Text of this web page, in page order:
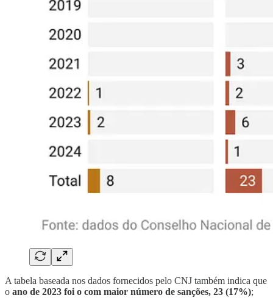
A tabela baseada nos dados fornecidos pelo CNJ também indica que
o ano de 2023 foi o com maior número de sanções, 23 (17%);